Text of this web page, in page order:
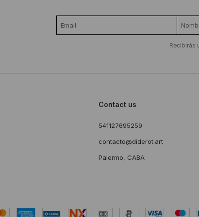
Recibirás
Contact us
541127695259
contacto@diderot.art
Palermo, CABA